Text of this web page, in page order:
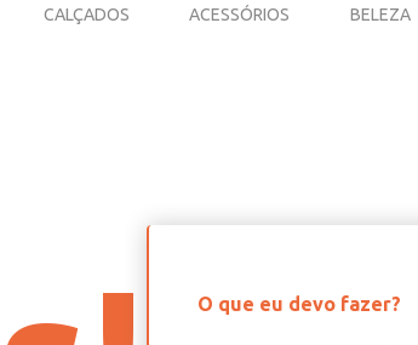
CALÇADOS ACESSÓRIOS BELEZA
O que eu devo fazer?